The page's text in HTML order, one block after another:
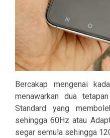
Bercakap mengenai
menawarkan dua
Standard yang
sehingga 60Hz atau
segar semula sehingga